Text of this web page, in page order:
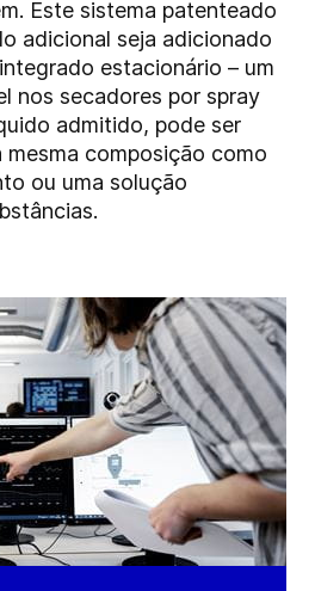
Este sistema patenteado
adicional seja adicionado
estacionário – um
nos secadores por spray
admitido, pode ser
mesma composição como
ou uma solução